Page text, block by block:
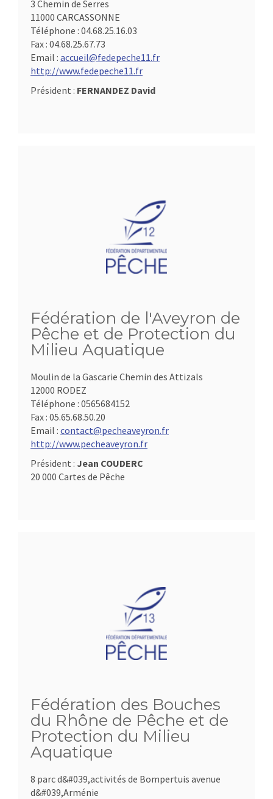
3 Chemin de Serres
11000 CARCASSONNE
Téléphone : 04.68.25.16.03
Fax : 04.68.25.67.73
Email : accueil@fedepeche11.fr
http://www.fedepeche11.fr
Président : FERNANDEZ David
Fédération de l'Aveyron de
Pêche et de Protection du
Milieu Aquatique
Moulin de la Gascarie Chemin des Attizals
12000 RODEZ
Téléphone : 0565684152
Fax : 05.65.68.50.20
Email : contact@pecheaveyron.fr
http://www.pecheaveyron.fr
Président : Jean COUDERC
20 000 Cartes de Pêche
Fédération des Bouches
du Rhône de Pêche et de
Protection du Milieu
Aquatique
8 parc d&#039,activités de Bompertuis avenue
d&#039,Arménie